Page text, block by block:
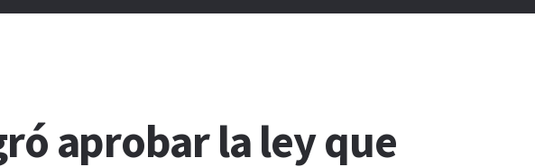
aprobar la ley que